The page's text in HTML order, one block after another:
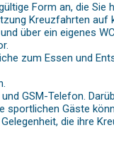
Form an, die Sie
Kreuzfahrten auf
über ein eigenes
zum Essen und
GSM-Telefon.
sportlichen Gäste
die ihre